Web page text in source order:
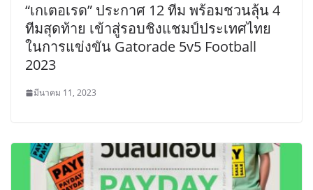
“เกเตอเรด” ประกาศ 12 ทีม พร้อมชวนลุ้น 4
ทีมสุดท้าย เข้าสู่รอบชิงแชมป์ประเทศไทย
ในการแข่งขัน Gatorade 5v5 Football
2023
มีนาคม 11, 2023